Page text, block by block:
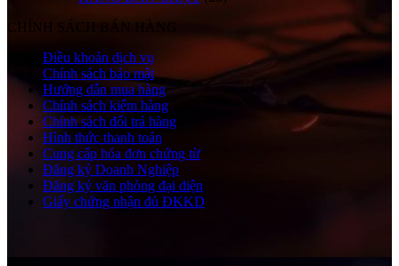
CHÍNH SÁCH BÁN HÀNG
Điều khoản dịch vụ
Chính sách bảo mật
Hướng dẫn mua hàng
Chính sách kiểm hàng
Chính sách đổi trả hàng
Hình thức thanh toán
Cung cấp hóa đơn chứng từ
Đăng ký Doanh Nghiệp
Đăng ký văn phòng đại diện
Giấy chứng nhận đủ ĐKKD